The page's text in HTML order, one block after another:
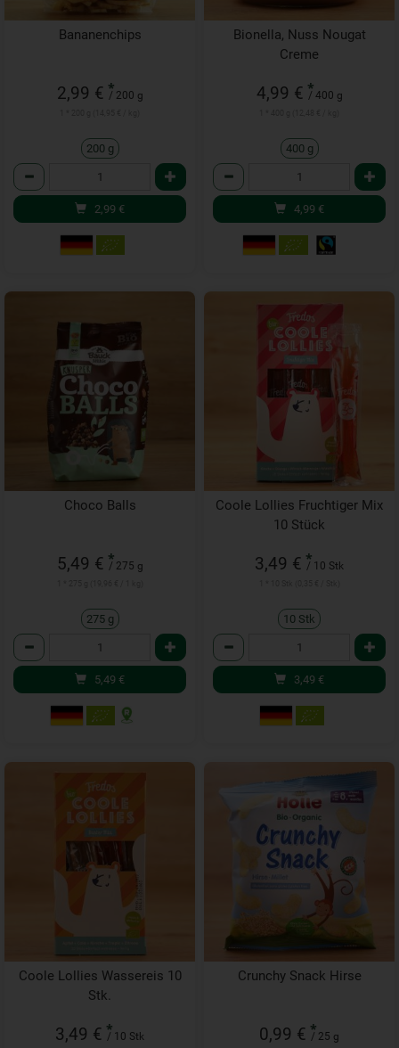
Bananenchips
2,99 € *
/ 200 g
200 g
Anzahl
2,99 €
Bionella, Nuss Nougat
Creme
4,99 € *
/ 400 g
400 g
Anzahl
4,99 €
Choco Balls
5,49 € *
/ 275 g
275 g
Anzahl
5,49 €
Coole Lollies Fruchtiger Mix
10 Stück
3,49 € *
/ 10 Stk
10 Stk
Anzahl
3,49 €
Coole Lollies Wassereis 10
Stk.
3,49 € *
/ 10 Stk
Crunchy Snack Hirse
0,99 € *
/ 25 g